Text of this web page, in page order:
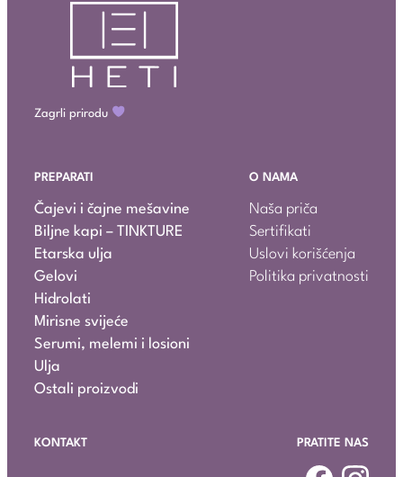
Zagrli prirodu
PREPARATI
Čajevi i čajne mešavine
Biljne kapi – TINKTURE
Etarska ulja
Gelovi
Hidrolati
Mirisne svijeće
Serumi, melemi i losioni
Ulja
Ostali proizvodi
O NAMA
Naša priča
Sertifikati
Uslovi korišćenja
Politika privatnosti
KONTAKT PRATITE NAS